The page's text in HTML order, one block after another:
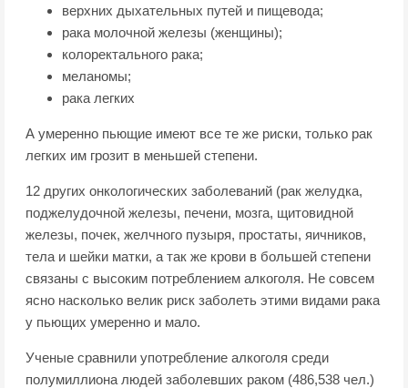
верхних дыхательных путей и пищевода;
рака молочной железы (женщины);
колоректального рака;
меланомы;
рака легких
А умеренно пьющие имеют все те же риски, только рак
легких им грозит в меньшей степени.
12 других онкологических заболеваний (рак желудка,
поджелудочной железы, печени, мозга, щитовидной
железы, почек, желчного пузыря, простаты, яичников,
тела и шейки матки, а так же крови в большей степени
связаны с высоким потреблением алкоголя. Не совсем
ясно насколько велик риск заболеть этими видами рака
у пьющих умеренно и мало.
Ученые сравнили употребление алкоголя среди
полумиллиона людей заболевших раком (486,538 чел.)